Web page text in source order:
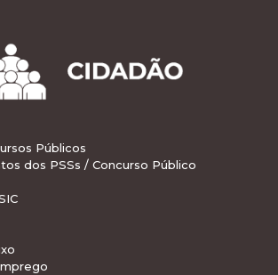
Públicos
dos PSSs / Concurso Público